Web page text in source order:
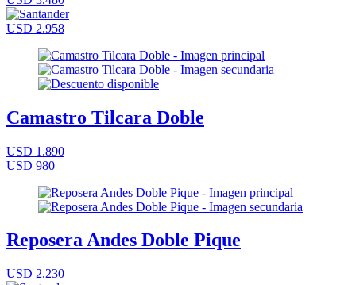
USD 2.958
Camastro Tilcara Doble
USD 1.890
USD 980
Reposera Andes Doble Pique
USD 2.230